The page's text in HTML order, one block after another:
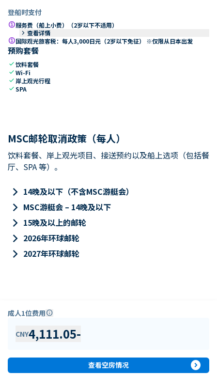
登船时支付
paid服务费（船上小费）（2岁以下不适用）
keyboard_arrow_right 查看详情
paid国际观光旅客税：每人3,000日元（2岁以下免征） ※仅限从日本出发
预购套餐
check饮料套餐
checkWi-Fi
check 岸上观光行程
checkSPA
MSC邮轮取消政策（每人）
饮料套餐、岸上观光项目、接送预约以及船上选项（包括餐
厅、SPA 等）。
keyboard_arrow_right 14晚及以下（不含MSC游艇会）
keyboard_arrow_right MSC游艇会 – 14晚及以下
keyboard_arrow_right 15晚及以上的邮轮
keyboard_arrow_right 2026年环球邮轮
keyboard_arrow_right 2027年环球邮轮
成人1位费用info
CNY4,111.05-
查看空房情况 expand_circle_right